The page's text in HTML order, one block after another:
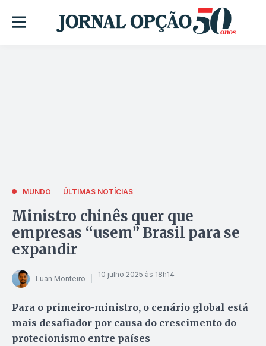
MUNDO ÚLTIMAS NOTÍCIAS
Ministro chinês quer que
empresas “usem” Brasil para se
expandir
Luan Monteiro 10 julho 2025 às 18h14
Para o primeiro-ministro, o cenário global está
mais desafiador por causa do crescimento do
protecionismo entre países